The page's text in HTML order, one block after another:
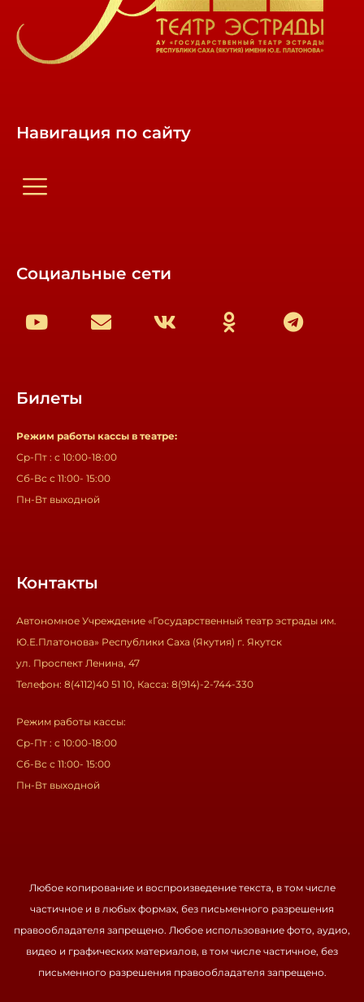
Навигация по сайту
Социальные сети
Билеты
Режим работы кассы в театре:
Ср-Пт : с 10:00-18:00
Сб-Вс с 11:00- 15:00
Пн-Вт выходной
Контакты
Автономное Учреждение «Государственный театр эстрады им.
Ю.Е.Платонова» Республики Саха (Якутия) г. Якутск
ул. Проспект Ленина, 47
Телефон: 8(4112)40 51 10, Касса: 8(914)-2-744-330
Режим работы кассы:
Ср-Пт : с 10:00-18:00
Сб-Вс с 11:00- 15:00
Пн-Вт выходной
Любое копирование и воспроизведение текста, в том числе
частичное и в любых формах, без письменного разрешения
правообладателя запрещено. Любое использование фото, аудио,
видео и графических материалов, в том числе частичное, без
письменного разрешения правообладателя запрещено.